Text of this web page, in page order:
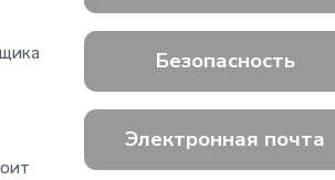
Безопасность
Электронная почта